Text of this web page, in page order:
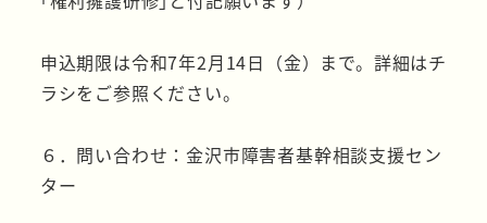
申込期限は令和7年2月14日（金）まで。詳細はチ
ラシをご参照ください。
６．問い合わせ：金沢市障害者基幹相談支援セン
ター